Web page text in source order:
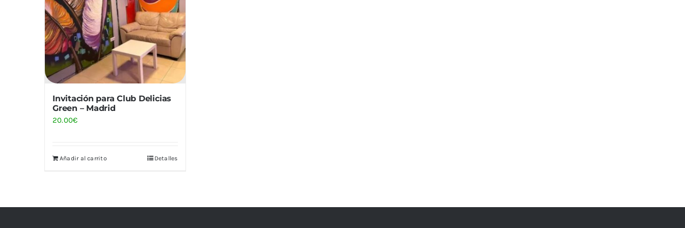
Invitación para Club Delicias
Green – Madrid
20.00€
Añadir al carrito Detalles